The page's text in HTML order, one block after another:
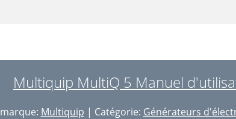
Multiquip MultiQ 5 Manuel
marque: Multiquip | Catégorie: Générateurs